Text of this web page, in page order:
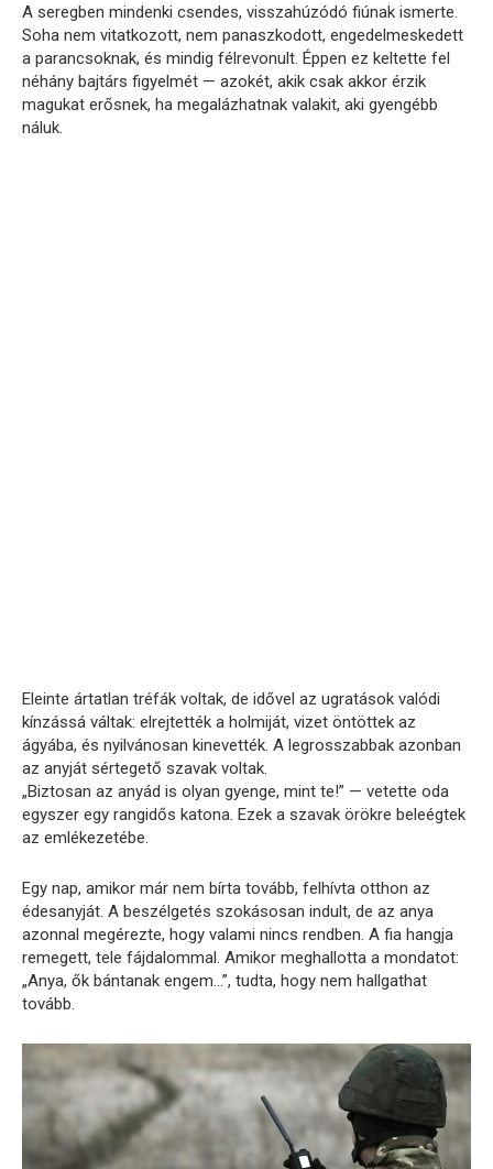
A seregben mindenki csendes, visszahúzódó fiúnak ismerte.
Soha nem vitatkozott, nem panaszkodott, engedelmeskedett
a parancsoknak, és mindig félrevonult. Éppen ez keltette fel
néhány bajtárs figyelmét — azokét, akik csak akkor érzik
magukat erősnek, ha megalázhatnak valakit, aki gyengébb
náluk.
Eleinte ártatlan tréfák voltak, de idővel az ugratások valódi
kínzássá váltak: elrejtették a holmiját, vizet öntöttek az
ágyába, és nyilvánosan kinevették. A legrosszabbak azonban
az anyját sértegető szavak voltak.
„Biztosan az anyád is olyan gyenge, mint te!” — vetette oda
egyszer egy rangidős katona. Ezek a szavak örökre beleégtek
az emlékezetébe.
Egy nap, amikor már nem bírta tovább, felhívta otthon az
édesanyját. A beszélgetés szokásosan indult, de az anya
azonnal megérezte, hogy valami nincs rendben. A fia hangja
remegett, tele fájdalommal. Amikor meghallotta a mondatot:
„Anya, ők bántanak engem…”, tudta, hogy nem hallgathat
tovább.